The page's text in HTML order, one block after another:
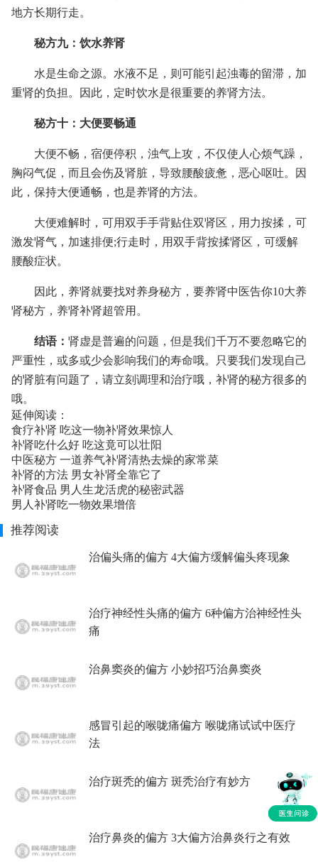
地方长期行走。
秘方九：饮水养肾
水是生命之源。水液不足，则可能引起浊毒的留滞，加
重肾的负担。因此，定时饮水是很重要的养肾方法。
秘方十：大便要畅通
大便不畅，宿便停积，浊气上攻，不仅使人心烦气躁，
胸闷气促，而且会伤及肾脏，导致腰酸疲惫，恶心呕吐。因
此，保持大便通畅，也是养肾的方法。
大便难解时，可用双手手背贴住双肾区，用力按揉，可
激发肾气，加速排便;行走时，用双手背按揉肾区，可缓解
腰酸症状。
因此，养肾就要找对养身秘方，要养肾中医告你10大养
肾秘方，养肾补肾超管用。
结语： 肾虚是普遍的问题，但是我们千万不要忽略它的
严重性，或多或少会影响我们的寿命哦。只要我们发现自己
的肾脏有问题了，请立刻调理和治疗哦，补肾的秘方很多的
哦。
延伸阅读：
食疗补肾 吃这一物补肾效果惊人
补肾吃什么好 吃这竟可以壮阳
中医秘方 一道养气补肾清热去燥的家常菜
补肾的方法 男女补肾全靠它了
补肾食品 男人生龙活虎的秘密武器
男人补肾吃一物效果增倍
推荐阅读
治偏头痛的偏方 4大偏方缓解偏头疼现象
治疗神经性头痛的偏方 6种偏方治神经性头
痛
治鼻窦炎的偏方 小妙招巧治鼻窦炎
感冒引起的喉咙痛偏方 喉咙痛试试中医疗
法
治疗斑秃的偏方 斑秃治疗有妙方
治疗鼻炎的偏方 3大偏方治鼻炎行之有效